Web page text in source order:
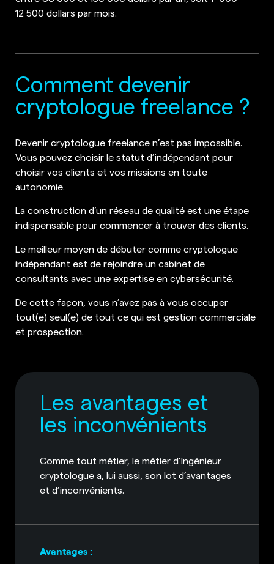
12 500 dollars par mois.
Comment devenir
cryptologue freelance ?
Devenir cryptologue freelance n’est pas impossible.
Vous pouvez choisir le statut d’indépendant pour
choisir vos clients et vos missions en toute
autonomie.
La construction d’un réseau de qualité est une étape
indispensable pour commencer à trouver des clients.
Le meilleur moyen de débuter comme cryptologue
indépendant est de rejoindre un cabinet de
consultants avec une expertise en cybersécurité.
De cette façon, vous n’avez pas à vous occuper
tout(e) seul(e) de tout ce qui est gestion commerciale
et prospection.
Les avantages et
les inconvénients
Comme tout métier, le métier d’Ingénieur
cryptologue a, lui aussi, son lot d’avantages
et d’inconvénients.
Avantages :